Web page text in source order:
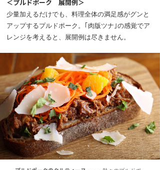
＜プルドポーク 展開例＞
少量加えるだけでも、料理全体の満足感がグンと
アップするプルドポーク。｢肉版ツナ｣の感覚でア
レンジを考えると、展開例は尽きません。